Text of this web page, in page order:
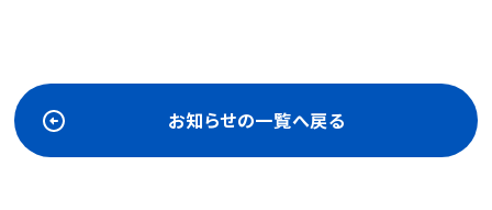
お知らせの一覧へ戻る